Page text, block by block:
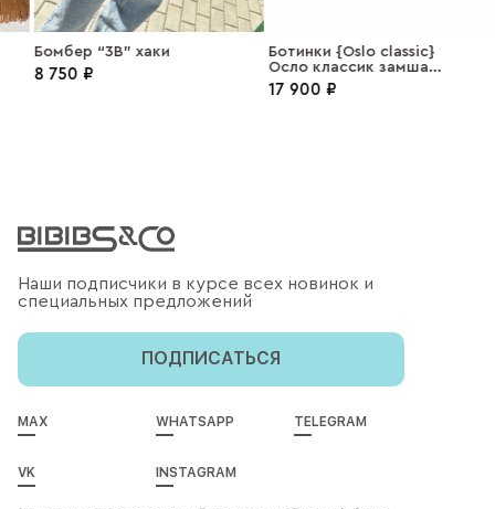
Бомбер “3В” хаки
8 750 ₽
Ботинки {Oslo classic}
Осло классик замша
фуксия
17 900 ₽
Наши подписчики в курсе всех новинок и
специальных предложений
ПОДПИСАТЬСЯ
MAX WHATSAPP TELEGRAM
VK INSTAGRAM